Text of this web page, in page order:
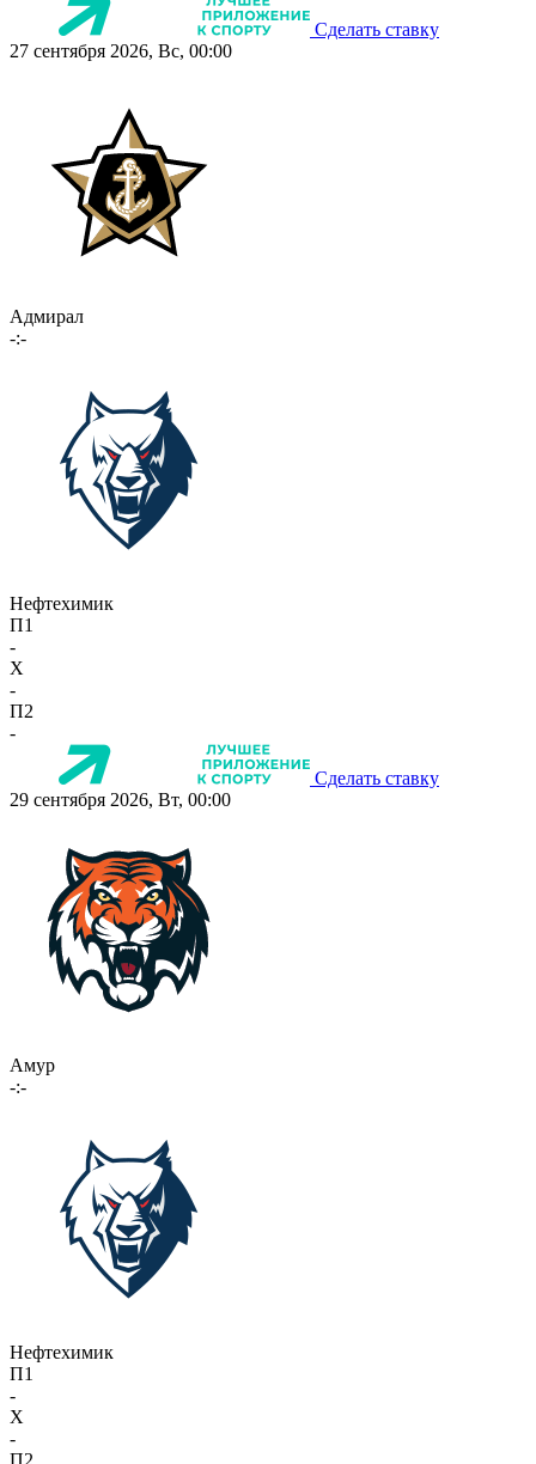
Сделать ставку
27 сентября 2026, Вс, 00:00
Адмирал
-:-
Нефтехимик
П1
-
X
-
П2
-
Сделать ставку
29 сентября 2026, Вт, 00:00
Амур
-:-
Нефтехимик
П1
-
X
-
П2